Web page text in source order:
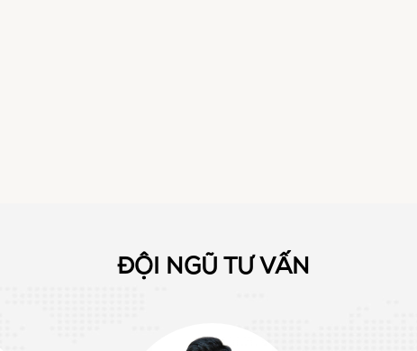
ĐỘI NGŨ TƯ VẤN